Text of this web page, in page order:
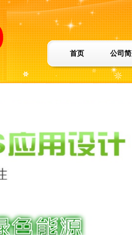
首页 公司